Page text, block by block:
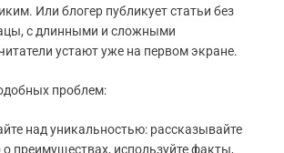
Или блогер публикует статьи без
с длинными и сложными
устают уже на первом экране.
проблем:
над уникальностью: рассказывайте
о преимуществах, используйте факты,